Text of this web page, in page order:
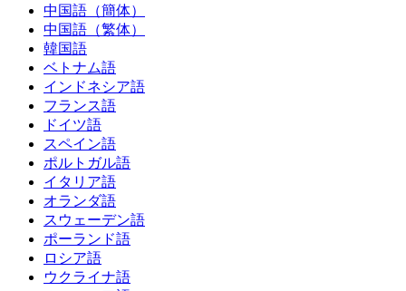
中国語（簡体）
中国語（繁体）
韓国語
ベトナム語
インドネシア語
フランス語
ドイツ語
スペイン語
ポルトガル語
イタリア語
オランダ語
スウェーデン語
ポーランド語
ロシア語
ウクライナ語